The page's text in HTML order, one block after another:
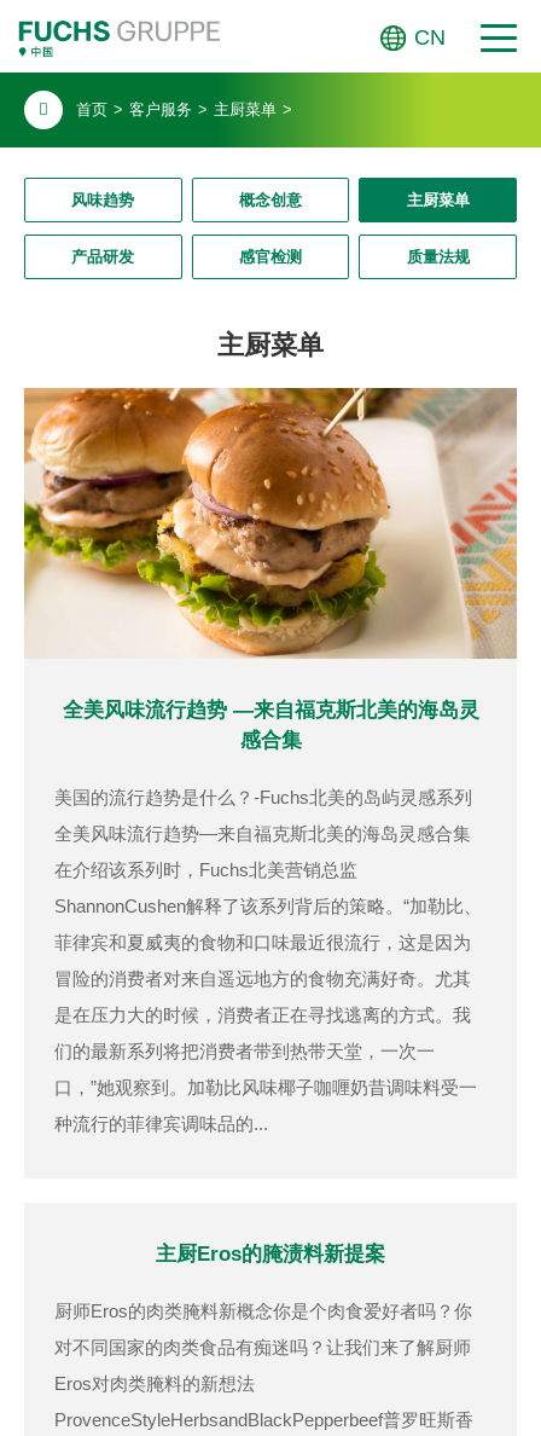
CN
首页 > 客户服务 > 主厨菜单 >
风味趋势 概念创意 主厨菜单
产品研发 感官检测 质量法规
主厨菜单
全美风味流行趋势 —来自福克斯北美的海岛灵
感合集
美国的流行趋势是什么？-Fuchs北美的岛屿灵感系列
全美风味流行趋势—来自福克斯北美的海岛灵感合集
在介绍该系列时，Fuchs北美营销总监
ShannonCushen解释了该系列背后的策略。“加勒比、
菲律宾和夏威夷的食物和口味最近很流行，这是因为
冒险的消费者对来自遥远地方的食物充满好奇。尤其
是在压力大的时候，消费者正在寻找逃离的方式。我
们的最新系列将把消费者带到热带天堂，一次一
口，”她观察到。加勒比风味椰子咖喱奶昔调味料受一
种流行的菲律宾调味品的...
主厨Eros的腌渍料新提案
厨师Eros的肉类腌料新概念你是个肉食爱好者吗？你
对不同国家的肉类食品有痴迷吗？让我们来了解厨师
Eros对肉类腌料的新想法
ProvenceStyleHerbsandBlackPepperbeef普罗旺斯香